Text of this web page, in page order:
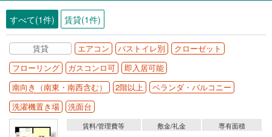
すべて(1件) 賃貸(1件)
賃貸 エアコン バストイレ別
クローゼット
フローリング
ガスコンロ可
即入居可能
南向き（南東・南西含む）
2階以上
ベランダ・バルコニー
洗濯機置き場
洗面台
賃料/管理費等 敷金/礼金 専有面積